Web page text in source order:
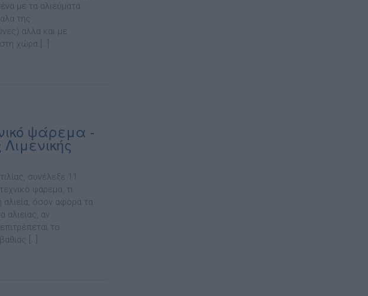
με τα αλιεύματα
της
αλλά και με
χώρα […]
ψάρεμα -
συνέλεξε 11
ψάρεμα, τι
αλιεία, όσον αφορά τα
αλιείας, αν
το
[…]